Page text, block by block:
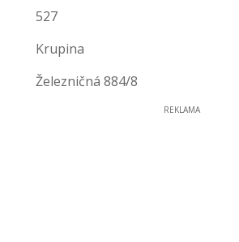
527
Krupina
Železničná 884/8
REKLAMA